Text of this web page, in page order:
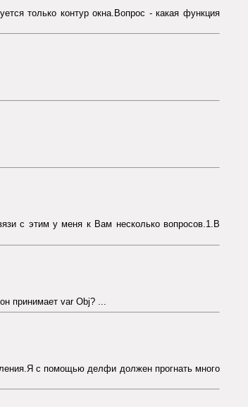
только контур окна.Вопрос - какая функция
с этим у меня к Вам несколько вопросов.1.В
принимает var Obj? ...
с помощью делфи должен прогнать много